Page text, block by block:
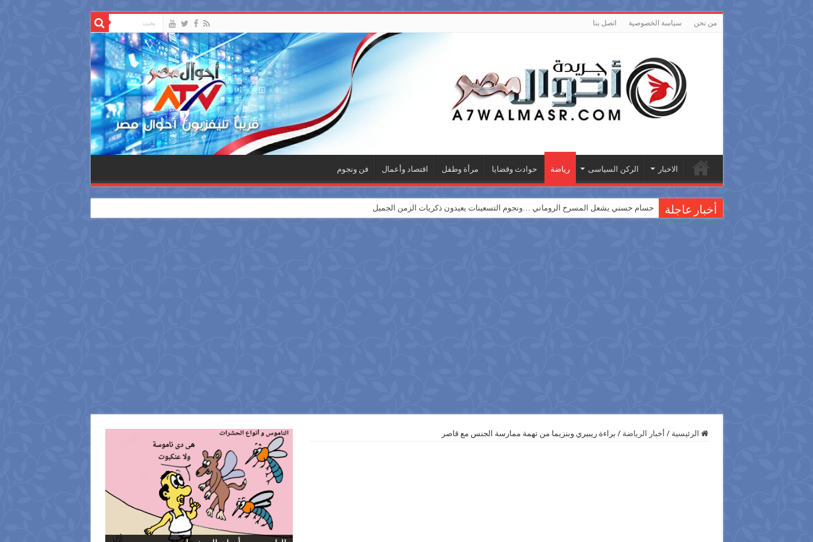
من نحن سياسة الخصوصية اتصل بنا
الاخبار الركن السياسى رياضة حوادث وقضايا مرأة وطفل اقتصاد وأعمال فن ونجوم
أخبار عاجلة حسام حسني يشعل المسرح الروماني …ونجوم التسعينات يعيدون ذكريات الزمن الجميل
الرئيسية / أخبار الرياضة / براءة ريبيري وبنزيما من تهمة ممارسة الجنس مع قاصر